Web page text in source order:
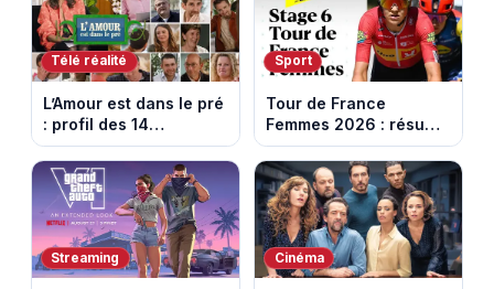
le cancer
Télé réalité
L’Amour est dans le pré
: profil des 14
agriculteurs, speed
dating inédit et de
nouvelles histoires
d’amour
Sport
Tour de France
Femmes 2026 : résumé
vidéo de la 6e étape
entre Montbrison et
Tournon-sur-Rhône
Streaming Cinéma